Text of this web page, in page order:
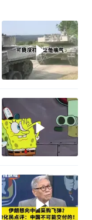
或由烟头引起
西贝创始人贾国龙押注鲜羊赛道
值蒸发
人民的健康、体质、幸福一脉相承